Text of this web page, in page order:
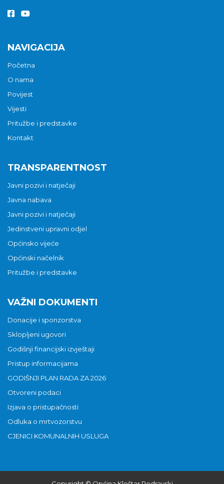
NAVIGACIJA
Početna
O nama
Povijest
Vijesti
Pritužbe i predstavke
Kontakt
TRANSPARENTNOST
Javni pozivi i natječaji
Javna nabava
Javni pozivi i natječaji
Jedinstveni upravni odjel
Općinsko vijeće
Općinski načelnik
Pritužbe i predstavke
VAŽNI DOKUMENTI
Donacije i sponzorstva
Sklopljeni ugovori
Godišnji financijski izvještaji
Pristup informacijama
GODIŠNJI PLAN RADA ZA 2026
Otvoreni podaci
Izjava o pristupačnosti
Odluka o mrtvozorstvu
CJENICI KOMUNALNIH USLUGA